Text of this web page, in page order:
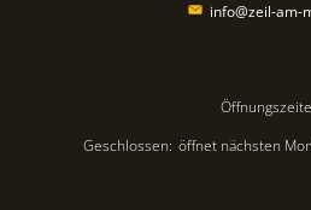
info@zeil-am-
Klicken, um weitere Öffnungs-
Geschlossen: öffnet nächsten